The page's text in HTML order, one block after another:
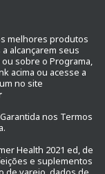
melhores produtos
alcançarem seus
sobre o Programa,
acima ou acesse a
no site
nos Termos
Health 2021 ed, de
e suplementos